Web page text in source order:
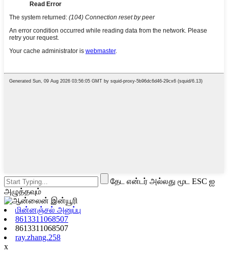
தேட என்டர் அல்லது மூட ESC ஐ
அழுத்தவும்
மின்னஞ்சல் அனுப்பு
8613311068507
8613311068507
ray.zhang.258
x